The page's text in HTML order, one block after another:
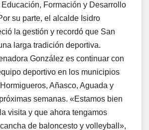
Formación y Desarrollo
su parte, el alcalde Isidro
la gestión y recordó que San
larga tradición deportiva.
González es continuar con
deportivo en los municipios
Añasco, Aguada y
semanas. «Estamos bien
visita y que ahora tengamos
de baloncesto y volleyball»,